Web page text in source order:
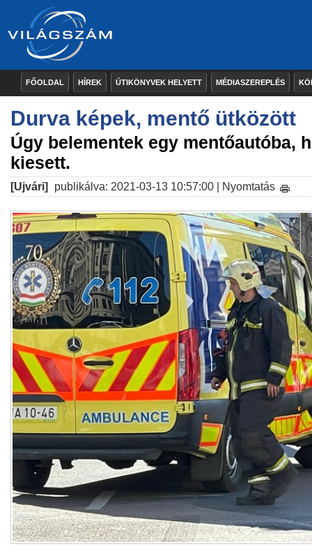
FŐOLDAL HÍREK ÚTIKÖNYVEK HELYETT MÉDIASZEREPLÉS
Durva képek, mentő ütközött
Úgy belementek egy mentőautóba,
kiesett.
[Ujvári] publikálva: 2021-03-13 10:57:00 | Nyomtatás